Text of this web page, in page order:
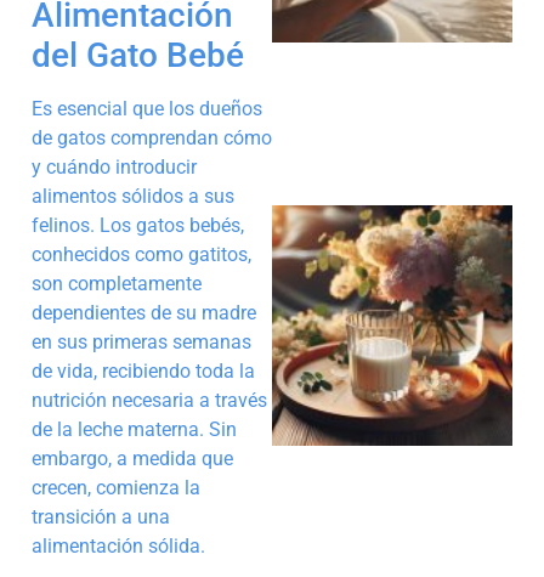
Alimentación
del Gato Bebé
Es esencial que los dueños
de gatos comprendan cómo
y cuándo introducir
alimentos sólidos a sus
felinos. Los gatos bebés,
conhecidos como gatitos,
son completamente
dependientes de su madre
en sus primeras semanas
de vida, recibiendo toda la
nutrición necesaria a través
de la leche materna. Sin
embargo, a medida que
crecen, comienza la
transición a una
alimentación sólida.